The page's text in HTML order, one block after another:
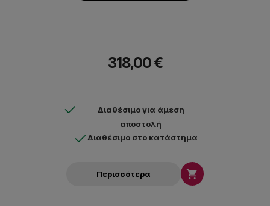
318,00 €
Διαθέσιμο για άμεση
αποστολή
Διαθέσιμο στο κατάστημα
Περισσότερα 